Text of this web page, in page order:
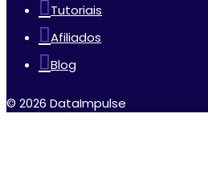
Tutoriais
Afiliados
Blog
© 2026 DataImpulse